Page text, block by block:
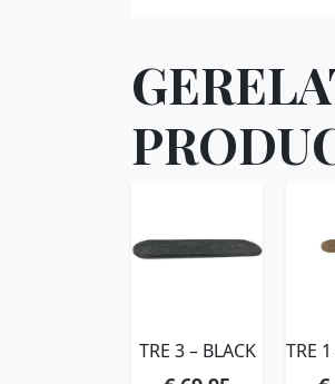
TRE 3 – BLACK TRE